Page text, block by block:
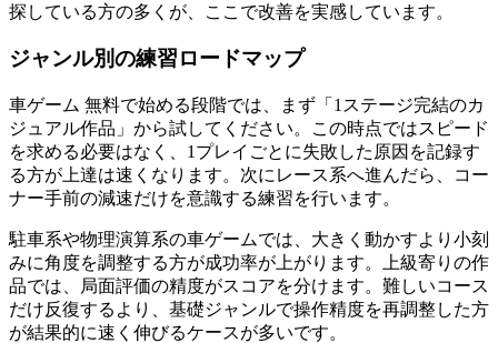
探している方の多くが、ここで改善を実感しています。
ジャンル別の練習ロードマップ
車ゲーム 無料で始める段階では、まず「1ステージ完結のカ
ジュアル作品」から試してください。この時点ではスピード
を求める必要はなく、1プレイごとに失敗した原因を記録す
る方が上達は速くなります。次にレース系へ進んだら、コー
ナー手前の減速だけを意識する練習を行います。
駐車系や物理演算系の車ゲームでは、大きく動かすより小刻
みに角度を調整する方が成功率が上がります。上級寄りの作
品では、局面評価の精度がスコアを分けます。難しいコース
だけ反復するより、基礎ジャンルで操作精度を再調整した方
が結果的に速く伸びるケースが多いです。